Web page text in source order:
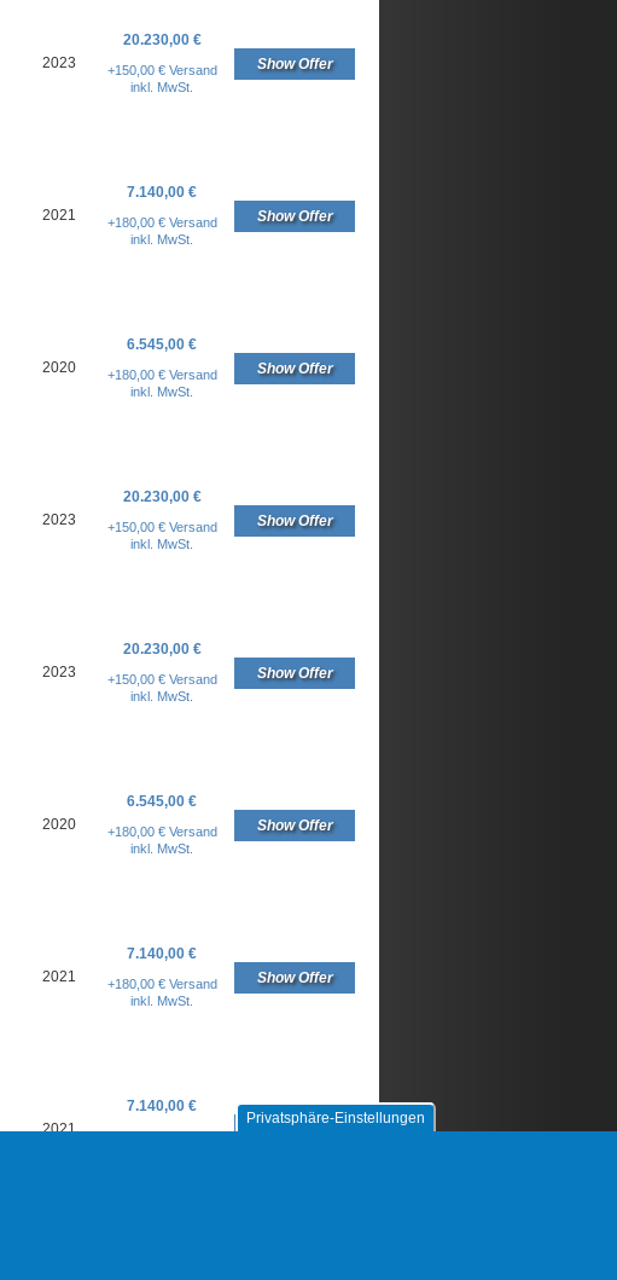
2023
20.230,00 €
+150,00 € Versand
inkl. MwSt.
Show Offer
2021
7.140,00 €
+180,00 € Versand
inkl. MwSt.
Show Offer
2020
6.545,00 €
+180,00 € Versand
inkl. MwSt.
Show Offer
2023
20.230,00 €
+150,00 € Versand
inkl. MwSt.
Show Offer
2023
20.230,00 €
+150,00 € Versand
inkl. MwSt.
Show Offer
2020
6.545,00 €
+180,00 € Versand
inkl. MwSt.
Show Offer
2021
7.140,00 €
+180,00 € Versand
inkl. MwSt.
Show Offer
2021
7.140,00 €
+180,00 € Versand
Show Offer
Privatsphäre-Einstellungen